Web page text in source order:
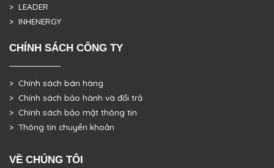
> LEADER
> INHENERGY
CHÍNH SÁCH CÔNG TY
> Chính sách bán hàng
> Chính sách bảo hành và đổi trả
> Chính sách bảo mật thông tin
> Thông tin chuyển khoản
VỀ CHÚNG TÔI